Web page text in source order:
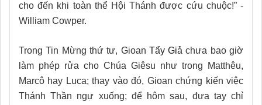
cho đến khi toàn thể Hội Thánh được cứu chuộc!” -
William Cowper.
Trong Tin Mừng thứ tư, Gioan Tẩy Giảchưa bao giờ
làm phép rửa cho Chúa Giêsu như trong Matthêu,
Marcô hay Luca; thay vào đó, Gioan chứng kiến việc
Thánh Thần ngự xuống; để hôm sau, đưa tay chỉ